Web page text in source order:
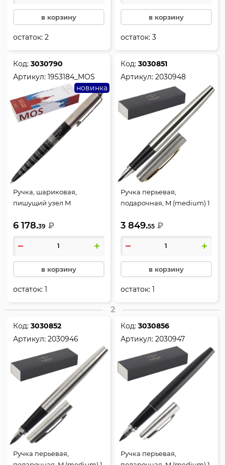
в корзину
остаток:2
в корзину
остаток:3
Код:3030790
Артикул:1953184_MOS
новинка
Ручка, шариковая,
пишущий узел M
круглый, цвет чернил
синий, Moscow Black CT,
Jotter, Parker, 1953184_MOS
6 178.39 ₽
в корзину
остаток:1
Код:3030851
Артикул:2030948
Ручка перьевая,
подарочная, M (medium) 1
SS, Jotter, Parker, 2030948
3 849.55 ₽
в корзину
остаток:1
2
Код:3030852
Артикул:2030946
Ручка перьевая,
Код:3030856
Артикул:2030947
Ручка перьевая,